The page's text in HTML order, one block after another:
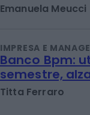
Emanuela Meucci
IMPRESA E
Banco Bpm:
semestre,
Titta Ferraro